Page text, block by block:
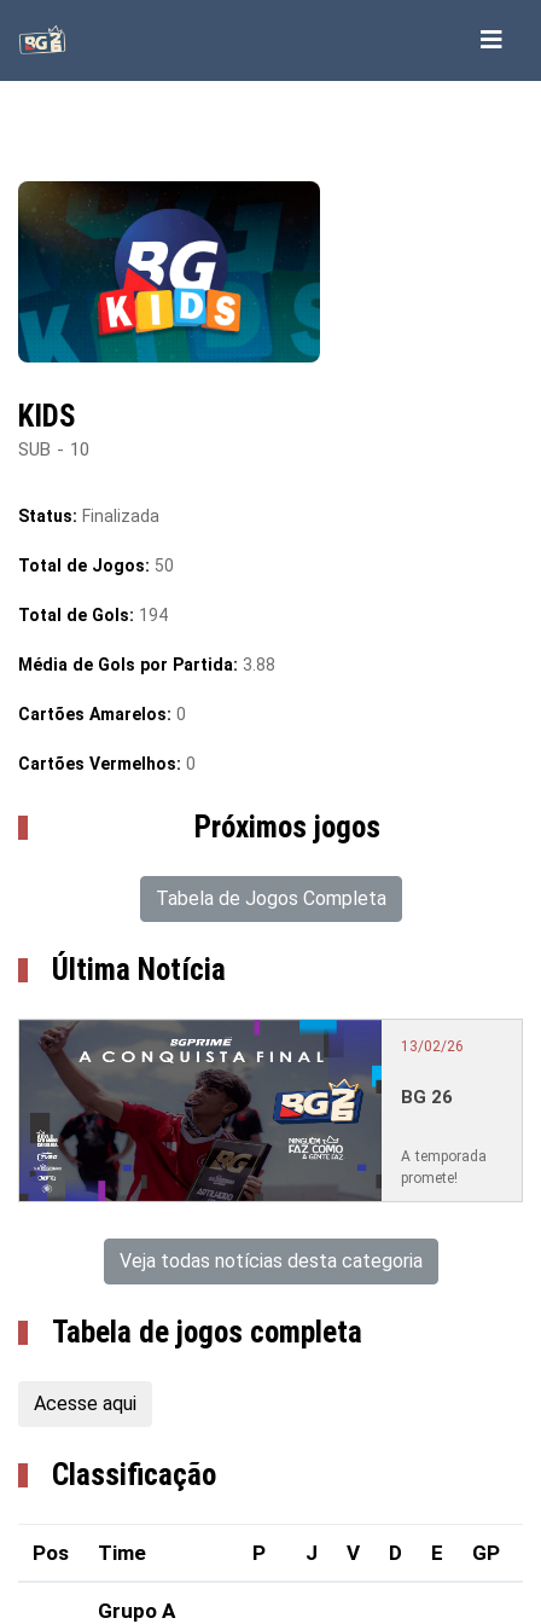
KIDS
SUB - 10
Status: Finalizada
Total de Jogos: 50
Total de Gols: 194
Média de Gols por Partida: 3.88
Cartões Amarelos: 0
Cartões Vermelhos: 0
Próximos jogos
Tabela de Jogos Completa
Última Notícia
13/02/26
BG 26
A temporada
promete!
Veja todas notícias desta categoria
Tabela de jogos completa
Acesse aqui
Classificação
Pos Time P J V D E GP
Grupo A